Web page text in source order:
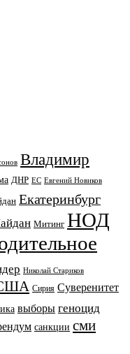
Владимир
ДНР ЕС Евгений Новиков
Екатеринбург
Митинг НОД
Николай Стариков
Сирия Суверенитет
выборы геноцид
санкции сми